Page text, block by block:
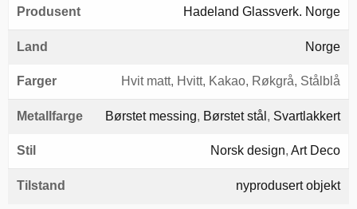
Produsent Hadeland Glassverk. Norge
Land Norge
Farger Hvit matt, Hvitt, Kakao, Røkgrå, Stålblå
Metallfarge Børstet messing, Børstet stål , Svartlakkert
Stil Norsk design, Art Deco
Tilstand nyprodusert objekt